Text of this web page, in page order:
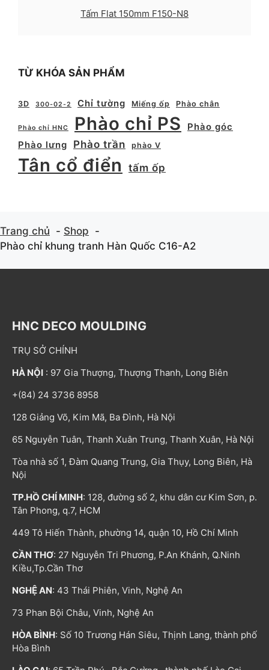
Tấm Flat 150mm F150-N8
TỪ KHÓA SẢN PHẨM
3D 300-02-2 Chỉ tường Miếng ốp Phào chân
Phào chỉ HNC Phào chỉ PS
Phào góc
Phào lưng
Phào trần phào V
Tân cổ điển tấm ốp
Trang chủ
Shop
Phào chỉ khung tranh Hàn Quốc C16-A2
HNC DECO MOULDING
TRỤ SỞ CHÍNH
HÀ NỘI : 97 Gia Thượng, Thượng Thanh, Long Biên
+(84) 24 3736 8958
128 Giảng Võ, Kim Mã, Ba Đình, Hà Nội
65 Nguyễn Tuân, Thanh Xuân Trung, Thanh Xuân, Hà Nội
Tòa nhà số 1, Đàm Quang Trung, Gia Thụy, Long Biên, Hà
Nội
TP.HỒ CHÍ MINH: 128, đường số 2, khu dân cư Kim Sơn, p.
Tân Phong, q.7, HCM
449 Tô Hiến Thành, phường 14, quận 10, Hồ Chí Minh
CẦN THƠ: 27 Nguyễn Tri Phương, P.An Khánh, Q.Ninh
Kiều,Tp.Cần Thơ
NGHỆ AN: 43 Thái Phiên, Vinh, Nghệ An
73 Phan Bội Châu, Vinh, Nghệ An
HÒA BÌNH: Số 10 Trương Hán Siêu, Thịnh Lang, thành phố
Hòa Bình